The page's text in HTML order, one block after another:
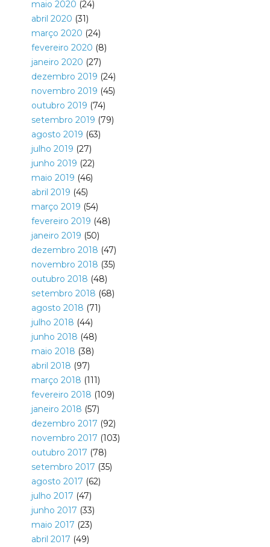
maio 2020 (24)
abril 2020 (31)
março 2020 (24)
fevereiro 2020 (8)
janeiro 2020 (27)
dezembro 2019 (24)
novembro 2019 (45)
outubro 2019 (74)
setembro 2019 (79)
agosto 2019 (63)
julho 2019 (27)
junho 2019 (22)
maio 2019 (46)
abril 2019 (45)
março 2019 (54)
fevereiro 2019 (48)
janeiro 2019 (50)
dezembro 2018 (47)
novembro 2018 (35)
outubro 2018 (48)
setembro 2018 (68)
agosto 2018 (71)
julho 2018 (44)
junho 2018 (48)
maio 2018 (38)
abril 2018 (97)
março 2018 (111)
fevereiro 2018 (109)
janeiro 2018 (57)
dezembro 2017 (92)
novembro 2017 (103)
outubro 2017 (78)
setembro 2017 (35)
agosto 2017 (62)
julho 2017 (47)
junho 2017 (33)
maio 2017 (23)
abril 2017 (49)